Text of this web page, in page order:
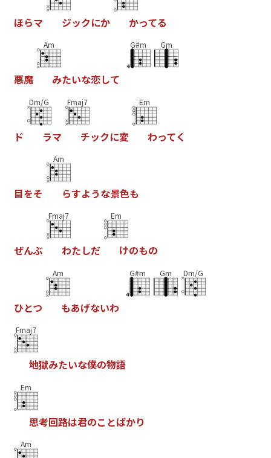
ほらマ ジックにか かってる
悪魔
Am
みたいな恋して
G#m Gm
ド
Dm/G
ラマ
Fmaj7
チックに変
Em
わってく
目をそ
Am
らすような景色も
ぜんぶ
Fmaj7
わたしだ
Em
けのもの
ひとつ
Am
もあげないわ
G#m Gm Dm/G
Fmaj7
地獄みたいな僕の物語
Em
思考回路は君のこ とばかり
Am